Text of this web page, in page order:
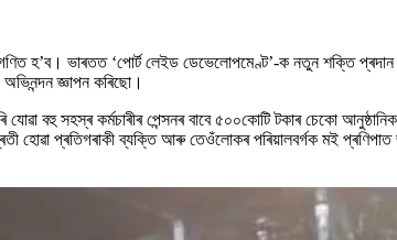
হ’ব। ভাৰতত ‘পোৰ্ট লেইড ডেভেলোপমেণ্ট’-ক নতুন শক্তি
জ্ঞাপন কৰিছো।
বহু সহস্ৰ কৰ্মচাৰীৰ পেন্সনৰ বাবে ৫০০কোটি টকাৰ চেকো
ব্ৰতী হোৱা প্ৰতিগৰাকী ব্যক্তি আৰু তেওঁলোকৰ পৰিয়ালবৰ্গক মই